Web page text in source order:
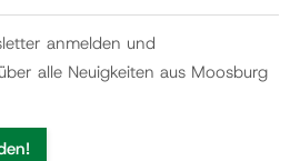
anmelden und
alle Neuigkeiten aus Moosburg